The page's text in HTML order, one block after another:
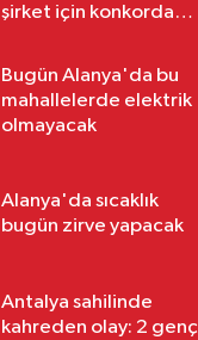
şirket için konkordato
Bugün Alanya'da bu
mahallelerde elektrik
olmayacak
Alanya'da sıcaklık
bugün zirve yapacak
Antalya sahilinde
kahreden olay: 2 genç